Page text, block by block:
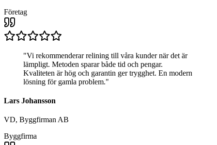
Företag
"Vi rekommenderar relining till våra kunder när det är
lämpligt. Metoden sparar både tid och pengar.
Kvaliteten är hög och garantin ger trygghet. En modern
lösning för gamla problem."
Lars Johansson
VD, Byggfirman AB
Byggfirma